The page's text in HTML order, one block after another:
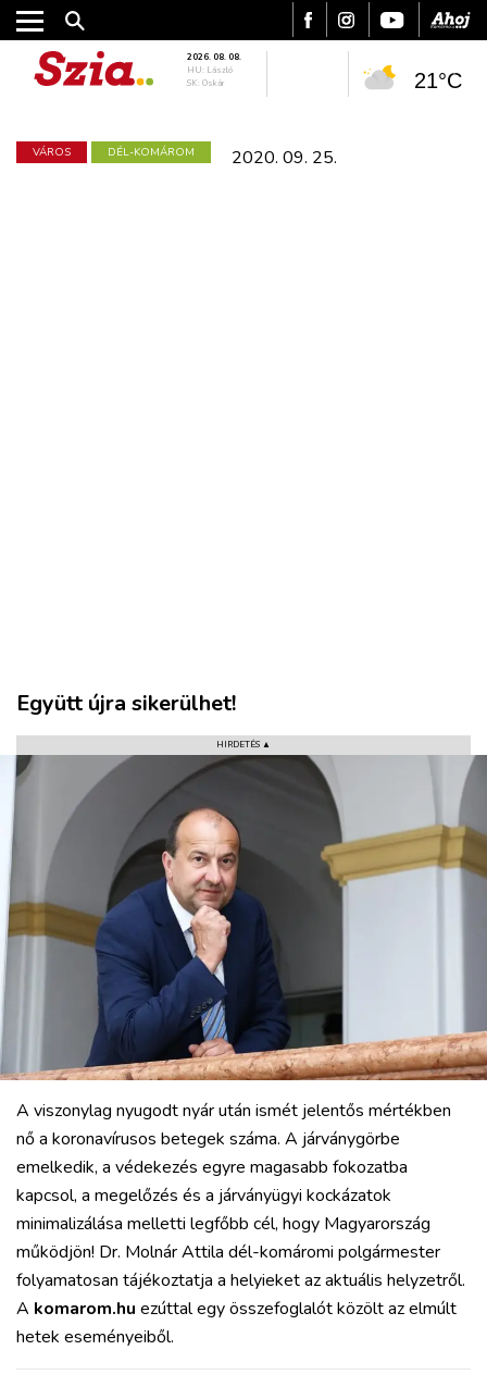
RÉGIÓ
SPORT
KULTÚRA
PODCAST
MIX
2026. 08. 08.
HU: László
SK: Oskár
21°C
VÁROS DÉL-KOMÁROM 2020. 09. 25.
Együtt újra sikerülhet!
HIRDETÉS ▲
A viszonylag nyugodt nyár után ismét jelentős mértékben
nő a koronavírusos betegek száma. A járványgörbe
emelkedik, a védekezés egyre magasabb fokozatba
kapcsol, a megelőzés és a járványügyi kockázatok
minimalizálása melletti legfőbb cél, hogy Magyarország
működjön! Dr. Molnár Attila dél-komáromi polgármester
folyamatosan tájékoztatja a helyieket az aktuális helyzetről.
A komarom.hu ezúttal egy összefoglalót közölt az elmúlt
hetek eseményeiből.